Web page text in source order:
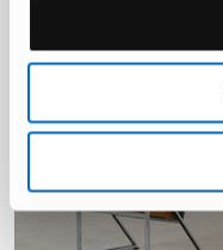
Säästät 1 751 €